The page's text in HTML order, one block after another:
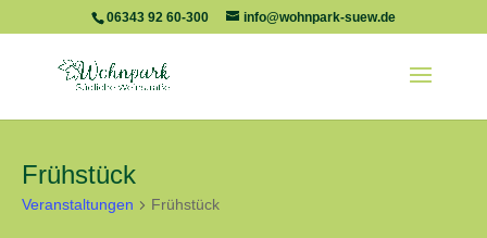
06343 92 60-300 info@wohnpark-suew.de
Frühstück
Veranstaltungen Frühstück